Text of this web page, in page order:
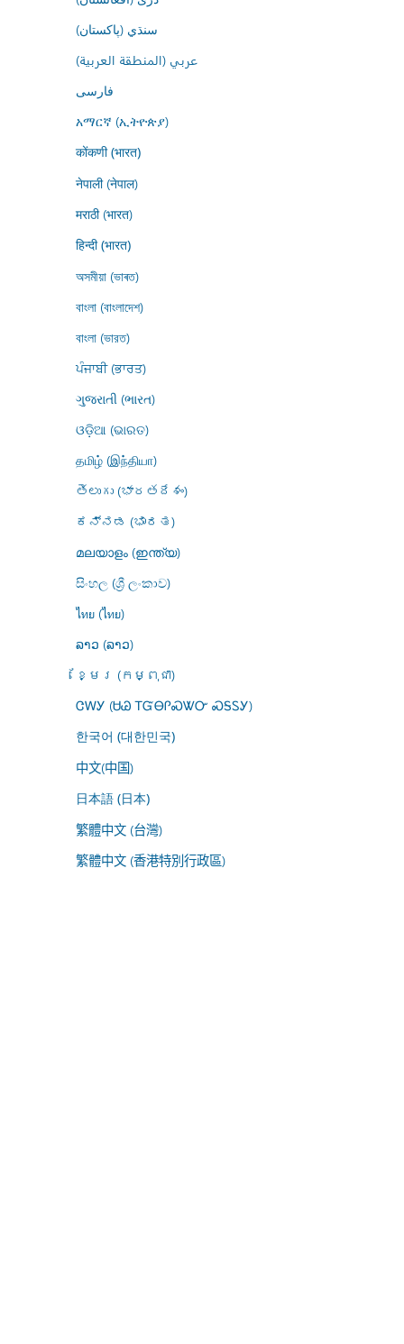
سنڌي (پاکستان)
عربي (المنطقة العربية)
فارسى
አማርኛ (ኢትዮጵያ)
कोंकणी (भारत)
नेपाली (नेपाल)
मराठी (भारत)
हिन्दी (भारत)
অসমীয়া (ভাৰত)
বাংলা (বাংলাদেশ)
বাংলা (ভারত)
ਪੰਜਾਬੀ (ਭਾਰਤ)
ગુજરાતી (ભારત)
ଓଡ଼ିଆ (ଭାରତ)
தமிழ் (இந்தியா)
తెలుగు (భారతదేశం)
ಕನ್ನಡ (ಭಾರತ)
മലയാളം (ഇന്ത്യ)
සිංහල (ශ්‍රී ලංකාව)
ไทย (ไทย)
ລາວ (ລາວ)
ខ្មែរ (កម្ពុជា)
ᏣᎳᎩ (ᏌᏊ ᎢᏳᎾᎵᏍᏔᏅ ᏍᎦᏚᎩ)
한국어 (대한민국)
中文(中国)
日本語 (日本)
繁體中文 (台灣)
繁體中文 (香港特別行政區)